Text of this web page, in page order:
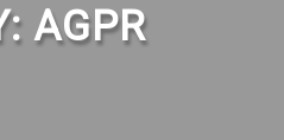
AGPR